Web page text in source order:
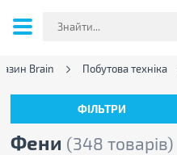
Brain Побутова техніка
Фени (348 товарів)
ФІЛЬТРИ
ФІЛЬТРИ